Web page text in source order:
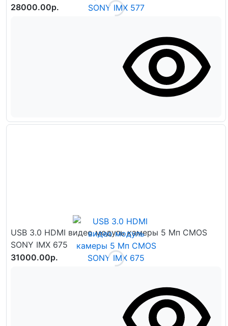
28000.00р.
USB 3.0 HDMI видео модуль камеры 5 Мп CMOS
SONY IMX 675
31000.00р.